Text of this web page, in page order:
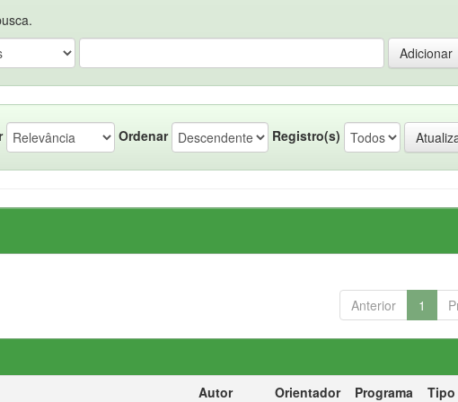
Ordenar Registro(s)
Anterior 1
Autor Orientador Programa
Tipo